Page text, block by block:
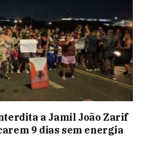
a Jamil João Zarif
9 dias sem energia